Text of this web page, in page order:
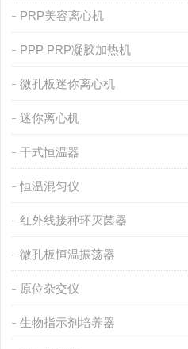
PRP美容离心机
PPP PRP凝胶加热机
微孔板迷你离心机
迷你离心机
干式恒温器
恒温混匀仪
红外线接种环灭菌器
微孔板恒温振荡器
原位杂交仪
生物指示剂培养器